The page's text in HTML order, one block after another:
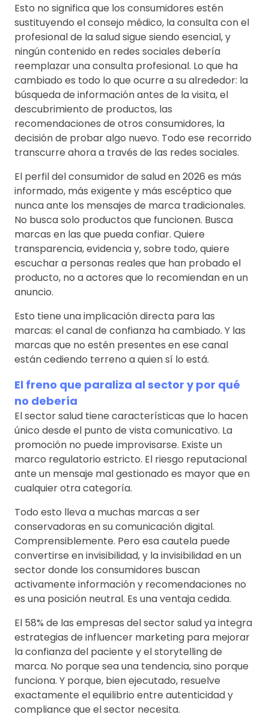
Esto no significa que los consumidores estén
sustituyendo el consejo médico, la consulta con el
profesional de la salud sigue siendo esencial, y
ningún contenido en redes sociales debería
reemplazar una consulta profesional. Lo que ha
cambiado es todo lo que ocurre a su alrededor: la
búsqueda de información antes de la visita, el
descubrimiento de productos, las
recomendaciones de otros consumidores, la
decisión de probar algo nuevo. Todo ese recorrido
transcurre ahora a través de las redes sociales.
El perfil del consumidor de salud en 2026 es más
informado, más exigente y más escéptico que
nunca ante los mensajes de marca tradicionales.
No busca solo productos que funcionen. Busca
marcas en las que pueda confiar. Quiere
transparencia, evidencia y, sobre todo, quiere
escuchar a personas reales que han probado el
producto, no a actores que lo recomiendan en un
anuncio.
Esto tiene una implicación directa para las
marcas: el canal de confianza ha cambiado. Y las
marcas que no estén presentes en ese canal
están cediendo terreno a quien sí lo está.
El freno que paraliza al sector y por qué
no debería
El sector salud tiene características que lo hacen
único desde el punto de vista comunicativo. La
promoción no puede improvisarse. Existe un
marco regulatorio estricto. El riesgo reputacional
ante un mensaje mal gestionado es mayor que en
cualquier otra categoría.
Todo esto lleva a muchas marcas a ser
conservadoras en su comunicación digital.
Comprensiblemente. Pero esa cautela puede
convertirse en invisibilidad, y la invisibilidad en un
sector donde los consumidores buscan
activamente información y recomendaciones no
es una posición neutral. Es una ventaja cedida.
El 58% de las empresas del sector salud ya integra
estrategias de influencer marketing para mejorar
la confianza del paciente y el storytelling de
marca. No porque sea una tendencia, sino porque
funciona. Y porque, bien ejecutado, resuelve
exactamente el equilibrio entre autenticidad y
compliance que el sector necesita.